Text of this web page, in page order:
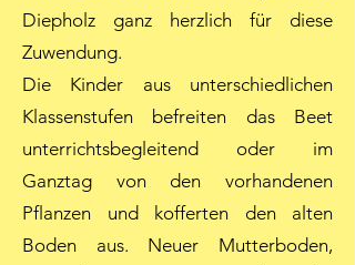
Diepholz ganz herzlich für diese
Zuwendung.
Die Kinder aus unterschiedlichen
Klassenstufen befreiten das Beet
unterrichtsbegleitend oder im
Ganztag von den vorhandenen
Pflanzen und kofferten den alten
Boden aus. Neuer Mutterboden,